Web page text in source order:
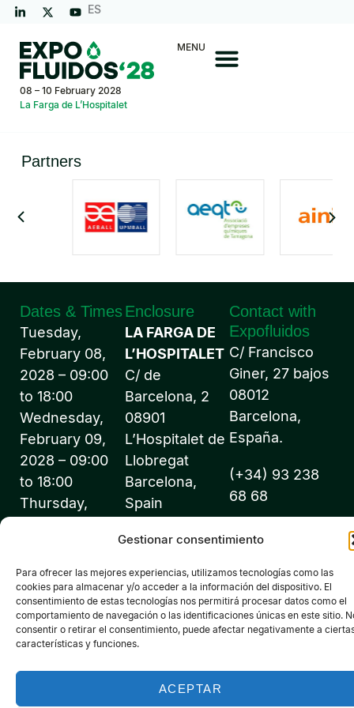
Gestionar consentimiento
Para ofrecer las mejores experiencias, utilizamos tecnologías como las
cookies para almacenar y/o acceder a la información del dispositivo. El
consentimiento de estas tecnologías nos permitirá procesar datos como el
comportamiento de navegación o las identificaciones únicas en este sitio.
consentir o retirar el consentimiento, puede afectar negativamente a
características y funciones.
ACEPTAR
ES
08 – 10 February 2028
La Farga de L’Hospitalet
MENU
Partners
Dates & Times
Tuesday,
February 08,
2028 – 09:00
to 18:00
Wednesday,
February 09,
2028 – 09:00
to 18:00
Thursday,
to 18:00
Enclosure
LA FARGA DE
L’HOSPITALET
C/ de
Barcelona, 2
08901
L’Hospitalet de
Llobregat
Barcelona,
Spain
Contact with
Expofluidos
C/ Francisco
Giner, 27 bajos
08012
Barcelona,
España.
(+34) 93 238
68 68
PROFEI SL – NIF: B60035490 – Commercial Registry: folio 22,
volume 22,184, sheet nºB-32669